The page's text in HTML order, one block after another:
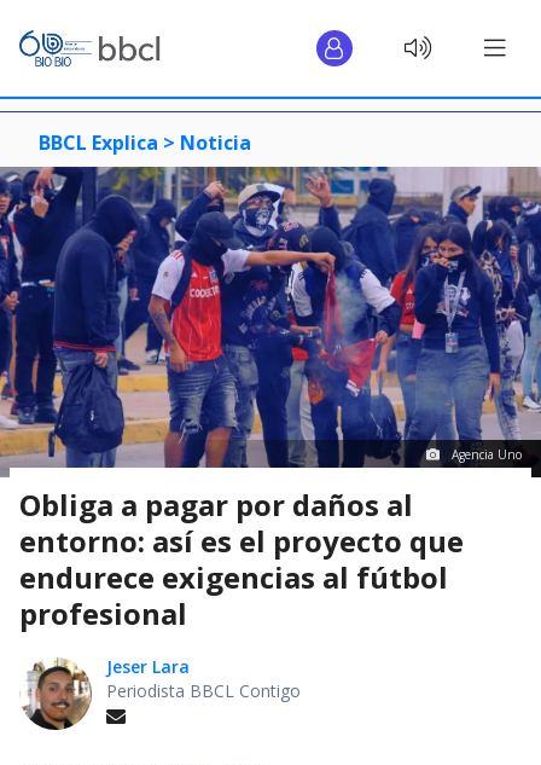
BBCL Explica > Noticia
Agencia Uno
Obliga a pagar por daños al
entorno: así es el proyecto que
endurece exigencias al fútbol
profesional
Jeser Lara
Periodista BBCL Contigo